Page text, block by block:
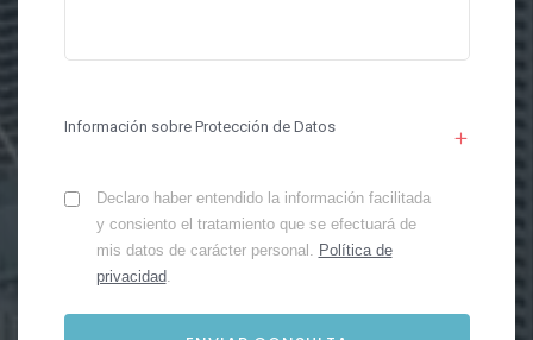
Información sobre Protección de Datos
Declaro haber entendido la información facilitada
y consiento el tratamiento que se efectuará de
mis datos de carácter personal. Política de
privacidad.